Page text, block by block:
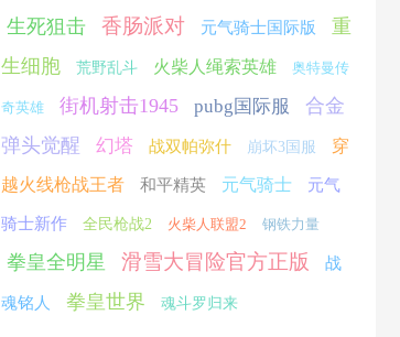
生死狙击 香肠派对 元气骑士国际版
重
生细胞
荒野乱斗 火柴人绳索英雄 奥特曼传
奇英雄 街机射击1945 pubg国际服
合金
弹头觉醒
幻塔 战双帕弥什 崩坏3国服 穿
越火线枪战王者 和平精英 元气骑士 元气
骑士新作 全民枪战2 火柴人联盟2 钢铁力量
拳皇全明星 滑雪大冒险官方正版 战
魂铭人 拳皇世界 魂斗罗归来